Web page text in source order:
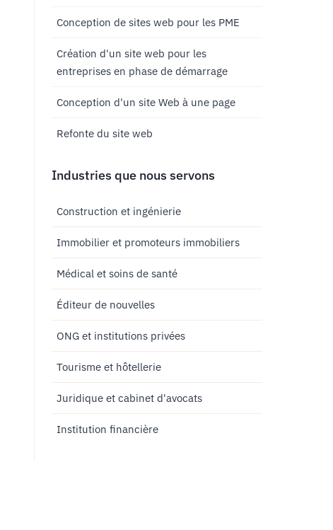
Conception de sites web pour les PME
Création d'un site web pour les
entreprises en phase de démarrage
Conception d'un site Web à une page
Refonte du site web
Industries que nous servons
Construction et ingénierie
Immobilier et promoteurs immobiliers
Médical et soins de santé
Éditeur de nouvelles
ONG et institutions privées
Tourisme et hôtellerie
Juridique et cabinet d'avocats
Institution financière